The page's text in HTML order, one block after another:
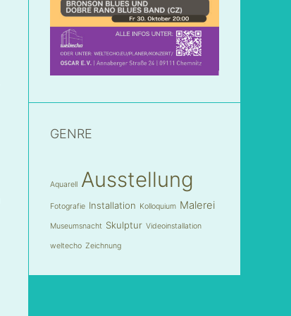
GENRE
Aquarell Ausstellung
Fotografie Installation Kolloquium Malerei
Museumsnacht Skulptur Videoinstallation
weltecho Zeichnung